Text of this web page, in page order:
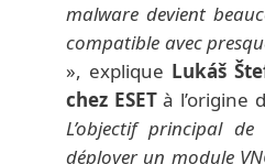
malware devient
compatible avec
», explique Lukáš
chez ESETà l’origine
L’objectif principal
déployer un module